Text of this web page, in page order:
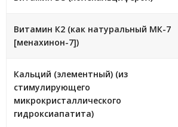
Витамин К2 (как натуральный МК-7
[менахинон-7])
Кальций (элементный) (из
стимулирующего
микрокристаллического
гидроксиапатита)